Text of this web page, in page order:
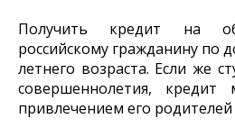
Получить кредит на
российскому гражданину по
летнего возраста. Если же
совершеннолетия,
привлечением его